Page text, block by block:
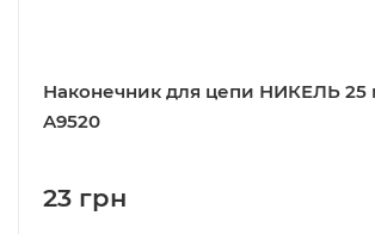
Наконечник для цепи НИКЕЛЬ 25
A9520
23 грн